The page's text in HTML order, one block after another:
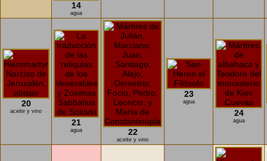
14
agua
20
aceite y vino
21
agua 22
aceite y vino
23
agua
24
agua